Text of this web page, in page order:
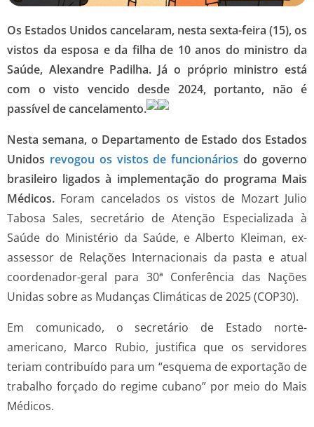
Os Estados Unidos cancelaram, nesta sexta-feira (15), os
vistos da esposa e da filha de 10 anos do ministro da
Saúde, Alexandre Padilha. Já o próprio ministro está
com o visto vencido desde 2024, portanto, não é
passível de cancelamento.
Nesta semana, o Departamento de Estado dos Estados
Unidos revogou os vistos de funcionários do governo
brasileiro ligados à implementação do programa Mais
Médicos. Foram cancelados os vistos de Mozart Julio
Tabosa Sales, secretário de Atenção Especializada à
Saúde do Ministério da Saúde, e Alberto Kleiman, ex-
assessor de Relações Internacionais da pasta e atual
coordenador-geral para 30ª Conferência das Nações
Unidas sobre as Mudanças Climáticas de 2025 (COP30).
Em comunicado, o secretário de Estado norte-
americano, Marco Rubio, justifica que os servidores
teriam contribuído para um “esquema de exportação de
trabalho forçado do regime cubano” por meio do Mais
Médicos.